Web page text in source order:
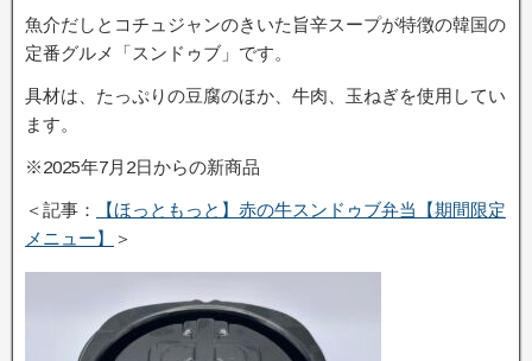
魚介だしとコチュジャンのきいた旨辛スープが特徴の韓国の
定番グルメ「スンドゥブ」です。
具材は、たっぷりの豆腐のほか、牛肉、玉ねぎを使用してい
ます。
※2025年7月2日からの新商品
＜記事：
【ほっともっと】赤の牛スンドゥブ弁当【期間限定
メニュー】
＞